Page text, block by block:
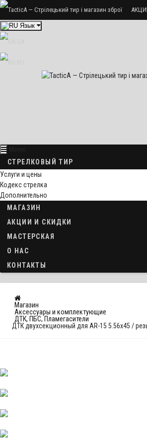
Язык
СТРЕЛКОВЫЙ ТИР
Услуги и цены
Кодекс стрелка
Дополнительно
МАГАЗИН
АКЦИИ И СКИДКИ
МАСТЕРСКАЯ
О НАС
КОНТАКТЫ
Магазин
Аксессуары и комплектующие
ДТК, ПБС, Пламегасители
ДТК двухсекционный для АR-15 5.56х45 /